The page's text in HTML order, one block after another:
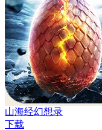
山海经幻想录
下载